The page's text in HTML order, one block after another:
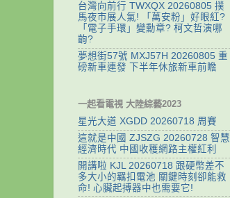
台灣向前行 TWXQX 20260805 撲
馬夜市展人氣! 「萬安粉」好眼紅?
「電子手環」變勳章? 柯文哲演哪
齣?
夢想街57號 MXJ57H 20260805 重
磅新車連發 下半年休旅新車前瞻
一起看電視 大陸綜藝2023
星光大道 XGDD 20260718 周賽
這就是中國 ZJSZG 20260728 智慧
經濟時代 中國收穫網路主權紅利
開講啦 KJL 20260718 跟硬幣差不
多大小的羈扣電池 關鍵時刻卻能救
命! 心臟起搏器中也需要它!